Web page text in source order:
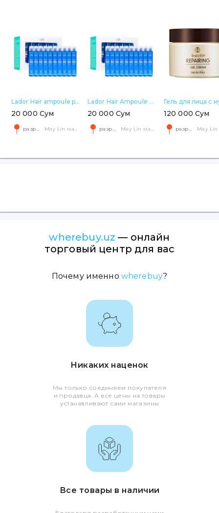
Lador Hair ampoule perfect hair fill-up
20 000 Сум
разрешите геолокацию May Lin магазин корейской косметики Яккачинор
Lador Hair Ampoule perfect hair fill-up(13ml×20)
20 000 Сум
разрешите геолокацию May Lin магазин корейской косметики Яккачинор
120 000 Сум
разрешите геолокацию
wherebuy.uz — онлайн
торговый центр для вас
Почему именно wherebuy?
Никаких наценок
Мы только соединяем покупателя
и продавца. А все цены на товары
устанавливают сами магазины
Все товары в наличии